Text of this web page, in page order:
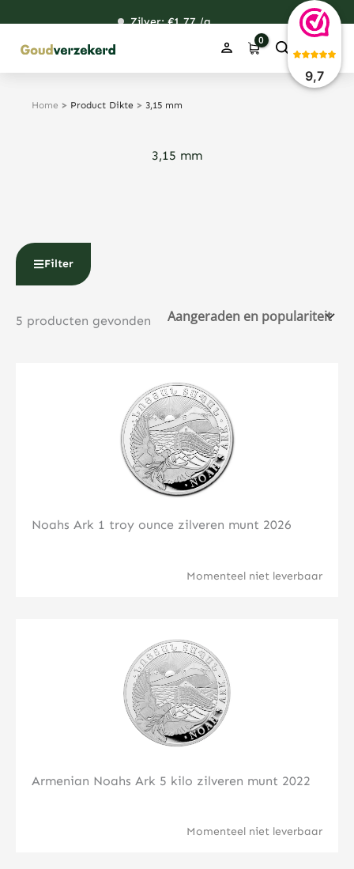
9,7
inhoud
120,76
Zilver: €1,77/g
48,67
38,39
Home > Product Dikte > 3,15 mm
3,15 mm
Filter
5 producten gevonden
Noahs Ark 1 troy ounce zilveren munt 2026
Momenteel niet leverbaar
Klik hier
Armenian Noahs Ark 5 kilo zilveren munt 2022
Momenteel niet leverbaar
Klik hier